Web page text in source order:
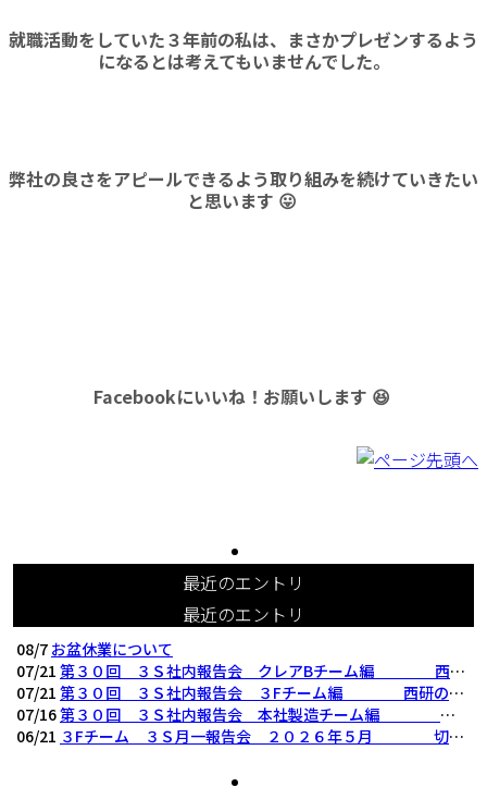
就職活動をしていた３年前の私は、まさかプレゼンするよう
になるとは考えてもいませんでした。
弊社の良さをアピールできるよう取り組みを続けていきたい
と思います 😛
Facebookにいいね！お願いします 😆
最近のエントリ
最近のエントリ
08/7 お盆休業について
07/21 第３０回 ３Ｓ社内報告会 クレアBチーム編 西研の３Ｓ活動（整理・整頓・清掃
07/21 第３０回 ３Ｓ社内報告会 ３Fチーム編 西研の３Ｓ活動（整理・整頓・清掃）
07/16第３０回 ３Ｓ社内報告会 本社製造チーム編 西研の３Ｓ活動（整理・整頓・清掃
06/21 ３Fチーム ３Ｓ月一報告会 ２０２６年５月 切削工具を考える西研より